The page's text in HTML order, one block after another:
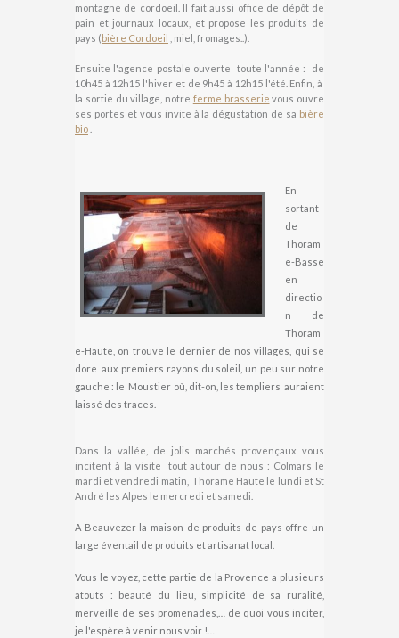
montagne de cordoeil. Il fait aussi office de dépôt de
pain et journaux locaux, et propose les produits de
pays (bière Cordoeil , miel, fromages..).
Ensuite l'agence postale ouverte toute l'année : de
10h45 à 12h15 l'hiver et de 9h45 à 12h15 l'été. Enfin, à
la sortie du village, notre ferme brasserie vous ouvre
ses portes et vous invite à la dégustation de sa bière
bio
En
sortant
de
Thoram
e-Basse
en
directio
n de
Thoram
e-Haute, on trouve le dernier de nos villages, qui se
dore aux premiers rayons du soleil, un peu sur notre
gauche : le Moustier où, dit-on, les templiers auraient
laissé des traces.
Dans la vallée, de jolis marchés provençaux vous
incitent à la visite tout autour de nous : Colmars le
mardi et vendredi matin, Thorame Haute le lundi et St
André les Alpes le mercredi et samedi.
A Beauvezer la maison de produits de pays offre un
large éventail de produits et artisanat local.
Vous le voyez, cette partie de la Provence a plusieurs
atouts : beauté du lieu, simplicité de sa ruralité,
merveille de ses promenades,… de quoi vous inciter,
je l'espère à venir nous voir !…